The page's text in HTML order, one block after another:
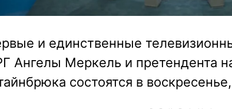
и единственные
Ангелы Меркель и претендента
состоятся в